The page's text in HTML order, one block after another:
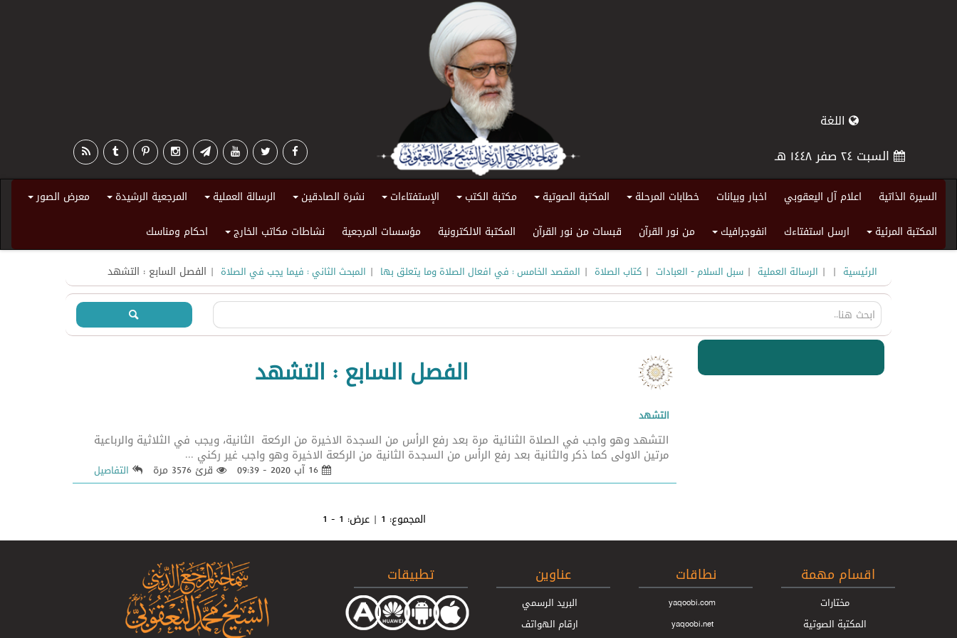
اللغة
السبت ٢٤ صفر ١٤٤٨ هـ
السيرة الذاتية اعلام آل اليعقوبي اخبار وبيانات خطابات المرحلة المكتبة الصوتية مكتبة الكتب الإستفتاءات نشرة الصادقين الرسالة العملية المرجعية الرشيدة معرض الصور
المكتبة المرئية ارسل استفتاءك انفوجرافيك من نور القرآن قبسات من نور القرآن المكتبة الالكترونية مؤسسات المرجعية نشاطات مكاتب الخارج احكام ومناسك
الرئيسية |
| الرسالة العملية | سبل السلام - العبادات | كتاب الصلاة | المقصد الخامس : في افعال الصلاة وما يتعلق بها | المبحث الثاني : فيما يجب في الصلاة | الفصل السابع : التشهد
الفصل السابع : التشهد
التشهد
التشهد وهو واجب في الصلاة الثنائية مرة بعد رفع الرأس من السجدة الاخيرة من الركعة الثانية، ويجب في الثلاثية والرباعية
مرتين الاولى كما ذكر والثانية بعد رفع الرأس من السجدة الثانية من الركعة الاخيرة وهو واجب غير ركني ...
قرئ 3576 مرة التفاصيل
المجموع: 1 | عرض: 1 - 1
اقسام مهمة
مختارات
المكتبة الصوتية
نطاقات
yaqoobi.com
yaqoobi.net
عناوين
البريد الرسمي
ارقام الهواتف
تطبيقات